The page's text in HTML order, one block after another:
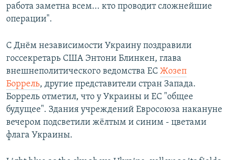
работа заметна всем... кто проводит сложнейшие
операции".
С Днём независимости Украину поздравили
госсекретарь США Энтони Блинкен, глава
внешнеполитического ведомства ЕС Жозеп
Боррель, другие представители стран Запада.
Боррель отметил, что у Украины и ЕС "общее
будущее". Здания учреждений Евросоюза накануне
вечером подсветили жёлтым и синим - цветами
флага Украины.